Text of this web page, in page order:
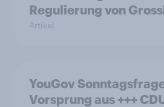
Regulierung von
Artikel
YouGov
Vorsprung aus +++ CDU/CSU und